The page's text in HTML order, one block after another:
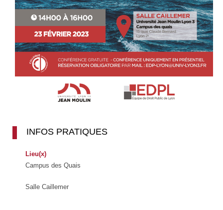
INFOS PRATIQUES
Lieu(x)
Campus des Quais
Salle Caillemer